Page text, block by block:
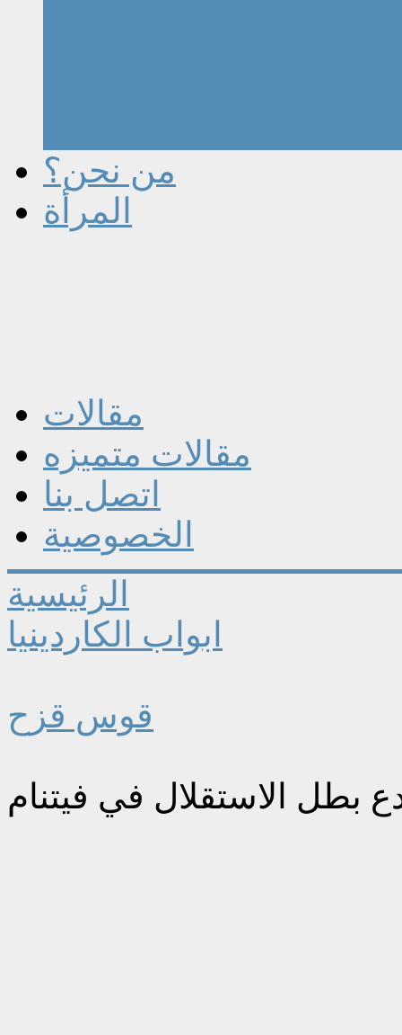
من نحن؟
المرأة
مقالات
مقالات متميزه
اتصل بنا
الخصوصية
الرئيسية
ابواب الكاردينيا
قوس قزح
بطل الاستقلال في فيتنام